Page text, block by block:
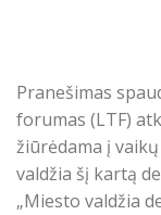
Pranešimas
forumas (LTF)
žiūrėdama į
valdžia šį kartą
„Miesto valdžia